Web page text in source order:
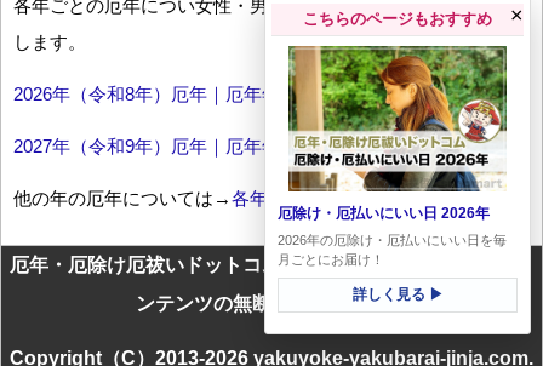
各年ごとの厄年につい女性・男性の年齢早見表とともにお伝え
します。
2026年（令和8年）厄年｜厄年年齢早見表
2027年（令和9年）厄年｜厄年年齢早見表
他の年の厄年については→各年厄年一覧
厄年・厄除け厄祓いドットコムに掲載のテキスト・画像等コ
ンテンツの無断転載を禁じます
Copyright（C）2013-2026 yakuyoke-yakubarai-jinja.com.
こちらのページもおすすめ
厄除け・厄払いにいい日 2026年
2026年の厄除け・厄払いにいい日を毎
月ごとにお届け！
詳しく見る ▶
×